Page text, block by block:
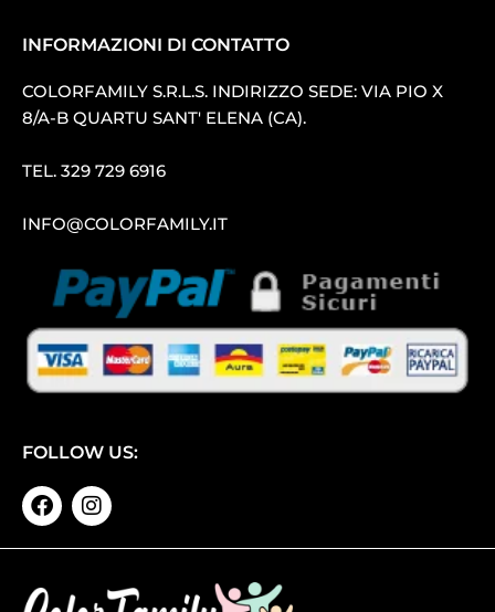
INFORMAZIONI DI CONTATTO
COLORFAMILY S.R.L.S. INDIRIZZO SEDE: VIA PIO X
8/A-B QUARTU SANT′ ELENA (CA).
TEL. 329 729 6916
INFO@COLORFAMILY.IT
FOLLOW US: